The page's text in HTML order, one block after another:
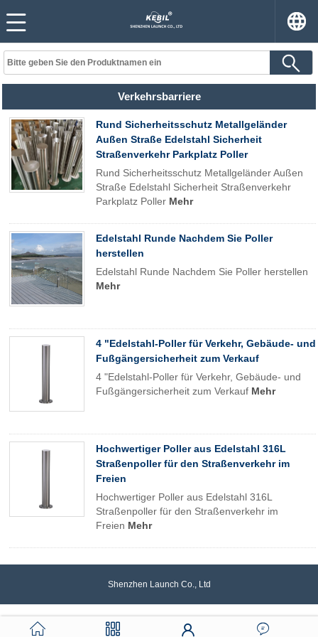
Verkehrsbarriere
Rund Sicherheitsschutz Metallgeländer
Außen Straße Edelstahl Sicherheit
Straßenverkehr Parkplatz Poller
Rund Sicherheitsschutz Metallgeländer Außen
Straße Edelstahl Sicherheit Straßenverkehr
Parkplatz Poller Mehr
Edelstahl Runde Nachdem Sie Poller
herstellen
Edelstahl Runde Nachdem Sie Poller herstellen
Mehr
4 "Edelstahl-Poller für Verkehr, Gebäude- und
Fußgängersicherheit zum Verkauf
4 "Edelstahl-Poller für Verkehr, Gebäude- und
Fußgängersicherheit zum Verkauf Mehr
Hochwertiger Poller aus Edelstahl 316L
Straßenpoller für den Straßenverkehr im
Freien
Hochwertiger Poller aus Edelstahl 316L
Straßenpoller für den Straßenverkehr im
Freien Mehr
Shenzhen Launch Co., Ltd